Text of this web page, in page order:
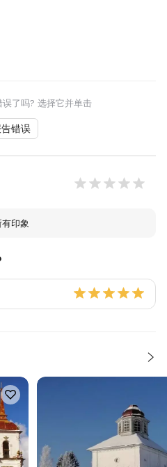
了吗? 选择它并单击
错误
有印象